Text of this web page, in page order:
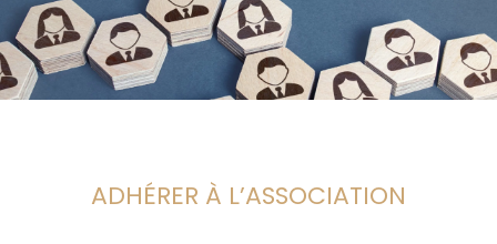
ADHÉRER À L’ASSOCIATION